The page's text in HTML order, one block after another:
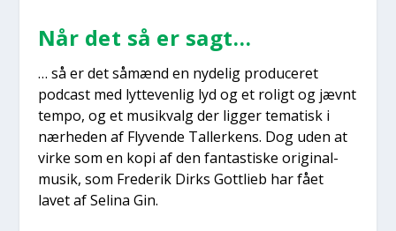
Når det så er sagt…
… så er det såmænd en nyde­lig pro­du­ce­ret
podcast med lyt­te­ven­lig lyd og et roligt og jævnt
tem­po, og et musik­valg der lig­ger tema­tisk i
nær­he­den af Fly­ven­de Tal­ler­kens. Dog uden at
vir­ke som en kopi af den fan­ta­sti­ske ori­gi­nal­
mu­sik, som Fre­de­rik Dirks Gott­lieb har fået
lavet af Seli­na Gin.